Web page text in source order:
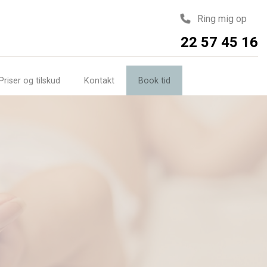
Ring mig op
22 57 45 16
Priser og tilskud Kontakt Book tid